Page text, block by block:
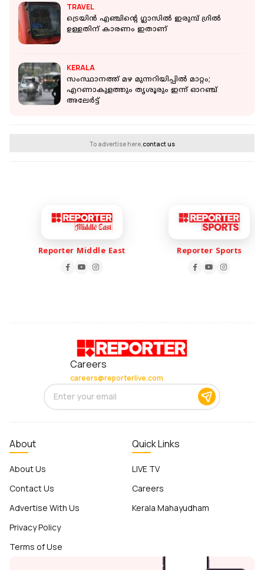
TRAVEL
ട്രെയിന്‍ എഞ്ചിന്റെ ഗ്ലാസില്‍ ഇരുമ്പ് ഗ്രില്‍
ഉള്ളതിന് കാരണം ഇതാണ്
KERALA
സംസ്ഥാനത്ത് മഴ മുന്നറിയിപ്പില്‍ മാറ്റം;
എറണാകുളത്തും തൃശൂരും ഇന്ന് ഓറഞ്ച്
അലേര്‍ട്ട്
To advertise here,contact us
Reporter Middle East Reporter Sports
Careers
careers@reporterlive.com
About
About Us
Contact Us
Advertise With Us
Privacy Policy
Terms of Use
Quick Links
LIVE TV
Careers
Kerala Mahayudham